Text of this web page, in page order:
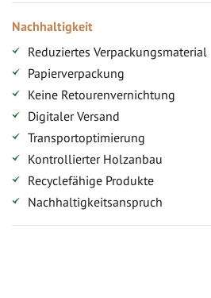
Nachhaltigkeit
Reduziertes Verpackungsmaterial
Papierverpackung
Keine Retourenvernichtung
Digitaler Versand
Transportoptimierung
Kontrollierter Holzanbau
Recyclefähige Produkte
Nachhaltigkeitsanspruch